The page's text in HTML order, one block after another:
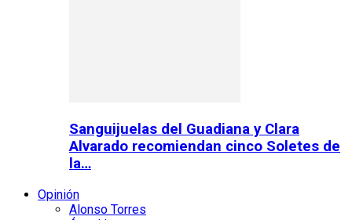
Sanguijuelas del Guadiana y Clara
Alvarado recomiendan cinco Soletes de
la…
Opinión
Alonso Torres